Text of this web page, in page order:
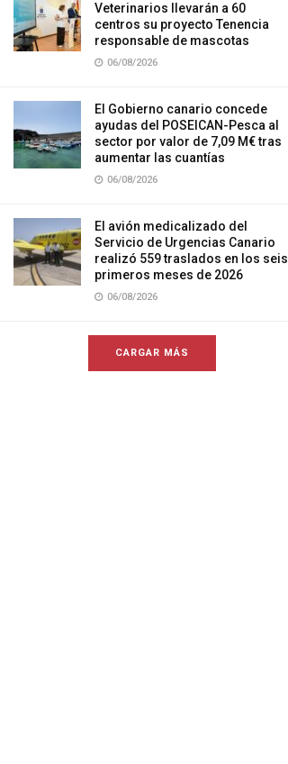
Veterinarios llevarán a 60
centros su proyecto Tenencia
responsable de mascotas
06/08/2026
El Gobierno canario concede
ayudas del POSEICAN-Pesca al
sector por valor de 7,09 M€ tras
aumentar las cuantías
06/08/2026
El avión medicalizado del
Servicio de Urgencias Canario
realizó 559 traslados en los seis
primeros meses de 2026
06/08/2026
CARGAR MÁS